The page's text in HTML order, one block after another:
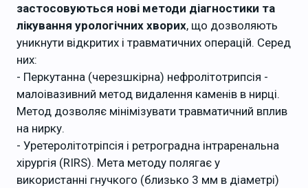
застосовуються нові методи діагностики та
лікування урологічних хворих, що дозволяють
уникнути відкритих і травматичних операцій. Серед
них:
- Перкутанна (черезшкірна) нефролітотрипсія -
малоівазивний метод видалення каменів в нирці.
Метод дозволяє мінімізувати травматичний вплив
на нирку.
- Уретеролітотріпсія і ретроградна інтраренальна
хірургія (RIRS). Мета методу полягає у
використанні гнучкого (близько 3 мм в діаметрі)